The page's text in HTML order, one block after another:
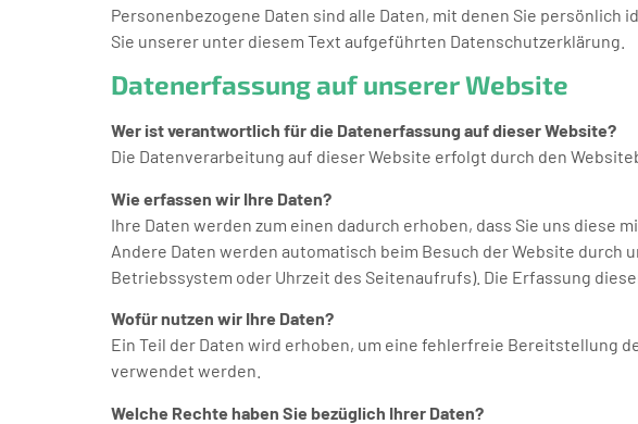
Personenbezogene Daten sind alle Daten, mit denen Sie
Sie unserer unter diesem Text aufgeführten Datenschutzerklärung.
Datenerfassung auf unserer Website
Wer ist verantwortlich für die Datenerfassung auf dieser Website?
Die Datenverarbeitung auf dieser Website erfolgt durch den
Wie erfassen wir Ihre Daten?
Ihre Daten werden zum einen dadurch erhoben, dass Sie uns diese
Andere Daten werden automatisch beim Besuch der Website durch
Betriebssystem oder Uhrzeit des Seitenaufrufs). Die Erfassung
Wofür nutzen wir Ihre Daten?
Ein Teil der Daten wird erhoben, um eine fehlerfreie Bereitstellung
verwendet werden.
Welche Rechte haben Sie bezüglich Ihrer Daten?